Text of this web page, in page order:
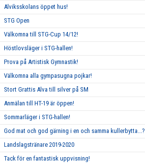
Alviksskolans öppet hus!
STG Open
Välkomna till STG-Cup 14/12!
Höstlovsläger i STG-hallen!
Prova på Artistisk Gymnastik!
Välkomna alla gympasugna pojkar!
Stort Grattis Alva till silver på SM
Anmälan till HT-19 är öppen!
Sommarläger i STG-hallen!
God mat och god gärning i en och samma kullerbytta...?
Landslagstränare 2019-2020
Tack för en fantastisk uppvisning!